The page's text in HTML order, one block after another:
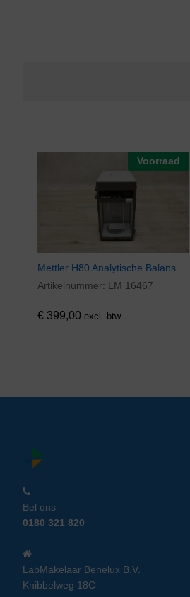
Voorraad
Mettler H80 Analytische Balans
Artikelnummer: LM 16467
€ 399,00 excl. btw
Bel ons
0180 321 820
LabMakelaar Benelux B.V.
Knibbelweg 18C